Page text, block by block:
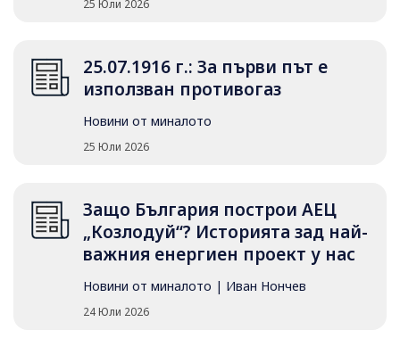
25 Юли 2026
25.07.1916 г.: За първи път е
използван противогаз
Новини от миналото
25 Юли 2026
Защо България построи АЕЦ
„Козлодуй“? Историята зад най-
важния енергиен проект у нас
Новини от миналото | Иван Нончев
24 Юли 2026